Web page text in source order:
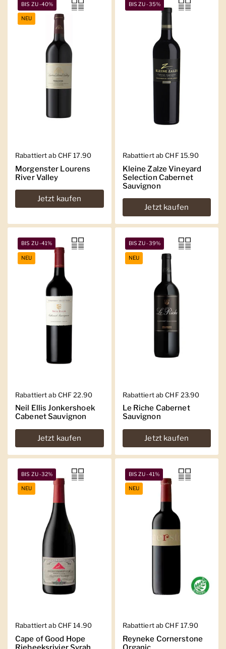
Regulärer Preis
Rabattiert ab CHF 17.90
Morgenster Lourens
River Valley
Jetzt kaufen
BIS ZU -40%
NEU
Regulärer Preis
Rabattiert ab CHF 15.90
Kleine Zalze Vineyard
Selection Cabernet
Sauvignon
Jetzt kaufen
BIS ZU -35%
Regulärer Preis
Rabattiert ab CHF 22.90
Neil Ellis Jonkershoek
Cabenet Sauvignon
Jetzt kaufen
BIS ZU -41%
NEU
Regulärer Preis
Rabattiert ab CHF 23.90
Le Riche Cabernet
Sauvignon
Jetzt kaufen
BIS ZU -39%
NEU
Regulärer Preis
Rabattiert ab CHF 14.90
Cape of Good Hope
BIS ZU -32%
NEU
Regulärer Preis
Rabattiert ab CHF 17.90
Reyneke Cornerstone
BIS ZU -41%
NEU